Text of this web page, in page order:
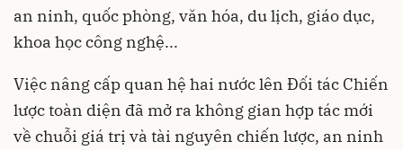
an ninh, quốc phòng, văn hóa, du lịch, giáo dục,
khoa học công nghệ...
Việc nâng cấp quan hệ hai nước lên Đối tác Chiến
lược toàn diện đã mở ra không gian hợp tác mới
về chuỗi giá trị và tài nguyên chiến lược, an ninh